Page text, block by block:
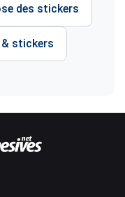
des stickers
stickers